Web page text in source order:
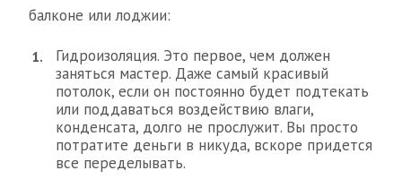
балконе или лоджии:
Гидроизоляция. Это первое, чем должен
заняться мастер. Даже самый красивый
потолок, если он постоянно будет подтекать
или поддаваться воздействию влаги,
конденсата, долго не прослужит. Вы просто
потратите деньги в никуда, вскоре придется
все переделывать.